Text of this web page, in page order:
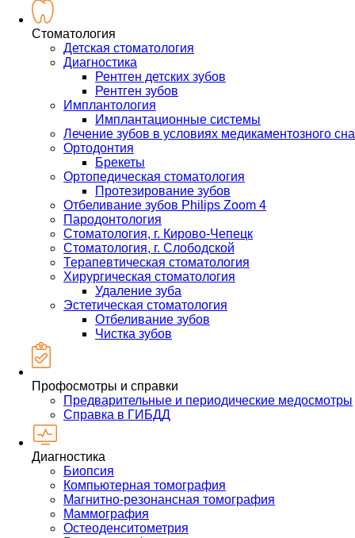
Стоматология
Детская стоматология
Диагностика
Рентген детских зубов
Рентген зубов
Имплантология
Имплантационные системы
Лечение зубов в условиях медикаментозного сна
Ортодонтия
Брекеты
Ортопедическая стоматология
Протезирование зубов
Отбеливание зубов Philips Zoom 4
Пародонтология
Стоматология, г. Кирово-Чепецк
Стоматология, г. Слободской
Терапевтическая стоматология
Хирургическая стоматология
Удаление зуба
Эстетическая стоматология
Отбеливание зубов
Чистка зубов
Профосмотры и справки
Предварительные и периодические медосмотры
Справка в ГИБДД
Диагностика
Биопсия
Компьютерная томография
Магнитно-резонансная томография
Маммография
Остеоденситометрия